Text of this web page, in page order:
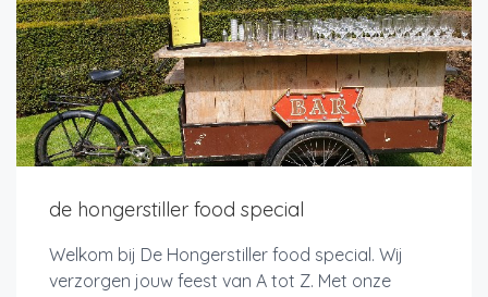
de hongerstiller food special
Welkom bij De Hongerstiller food special. Wij
verzorgen jouw feest van A tot Z. Met onze